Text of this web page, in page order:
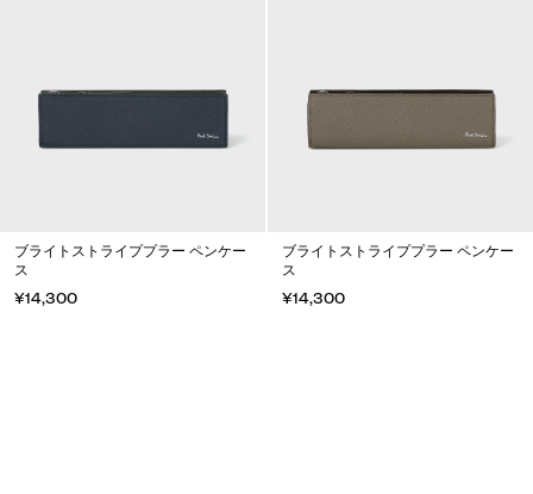
ブライトストライププラー ペンケー
ス
¥14,300
ブライトストライププラー ペンケー
ス
¥14,300